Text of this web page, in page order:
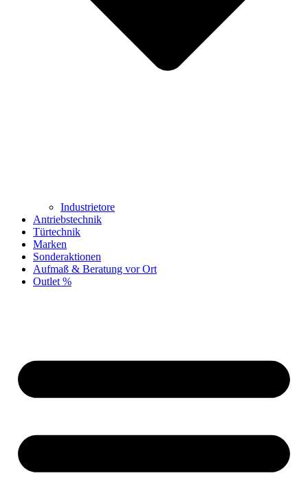
Industrietore
Antriebstechnik
Türtechnik
Marken
Sonderaktionen
Aufmaß & Beratung vor Ort
Outlet %